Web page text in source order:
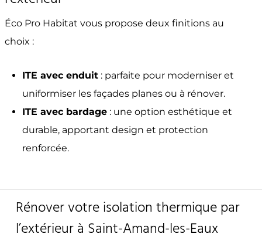
Éco Pro Habitat vous propose deux finitions au
choix :
ITE avec enduit: parfaite pour moderniser et
uniformiser les façades planes ou à rénover.
ITE avec bardage: une option esthétique et
durable, apportant design et protection
renforcée.
Rénover votre isolation thermique par
l’extérieur à Saint-Amand-les-Eaux